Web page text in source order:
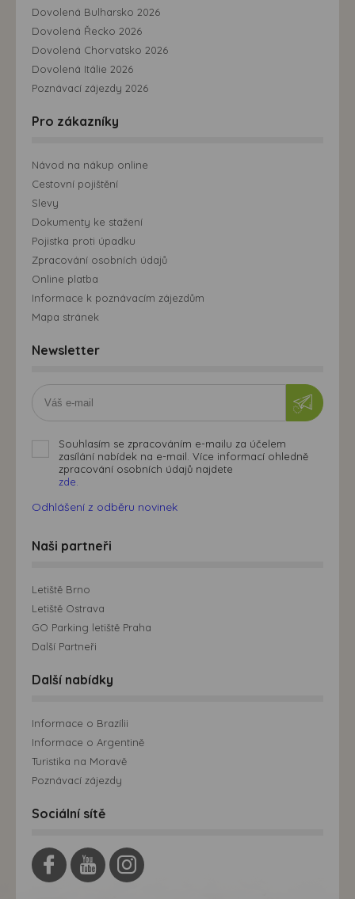
Dovolená Bulharsko 2026
Dovolená Řecko 2026
Dovolená Chorvatsko 2026
Dovolená Itálie 2026
Poznávací zájezdy 2026
Pro zákazníky
Návod na nákup online
Cestovní pojištění
Slevy
Dokumenty ke stažení
Pojistka proti úpadku
Zpracování osobních údajů
Online platba
Informace k poznávacím zájezdům
Mapa stránek
Newsletter
Souhlasím se zpracováním e-mailu za účelem
zasílání nabídek na e-mail. Více informací ohledně
zpracování osobních údajů najdete
zde.
Odhlášení z odběru novinek
Naši partneři
Letiště Brno
Letiště Ostrava
GO Parking letiště Praha
Další Partneři
Další nabídky
Informace o Brazílii
Informace o Argentině
Turistika na Moravě
Poznávací zájezdy
Sociální sítě